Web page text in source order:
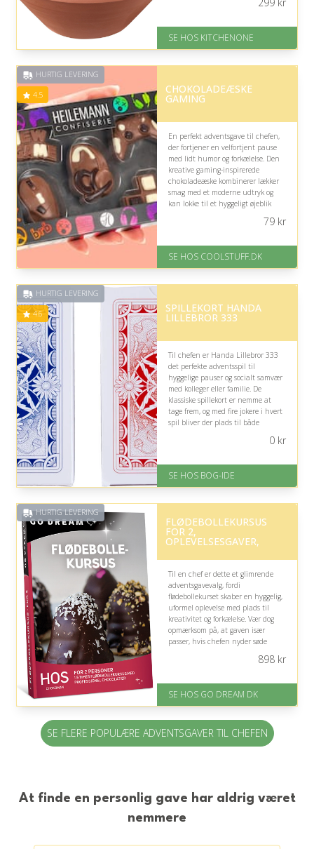
Fremragende Trustpilot rating
SE HOS KITCHENONE
HURTIG LEVERING
4.5 CHOKOLADEÆSKE
GAMING
En perfekt adventsgave til chefen,
der fortjener en velfortjent pause
med lidt humor og forkælelse. Den
kreative gaming-inspirerede
chokoladeæske kombinerer lækker
smag med et moderne udtryk og
kan lokke til et hyggeligt øjeblik
er 1-3 hverdage.
på 4.5 ud af 5
79kr
SE HOS COOLSTUFF.DK
HURTIG LEVERING
4.6 SPILLEKORT HANDA
LILLEBROR 333
Til chefen er Handa Lillebror 333
det perfekte adventsspil til
hyggelige pauser og socialt samvær
med kolleger eller familie. De
klassiske spillekort er nemme at
tage frem, og med fire jokere i hvert
spil bliver der plads til både
forventet leveringstid
Fremragende Trustpilot rating
0kr
SE HOS BOG-IDE
HURTIG LEVERING
FLØDEBOLLEKURSUS
FOR 2,
OPLEVELSESGAVER,
Til en chef er dette et glimrende
adventsgavevalg, fordi
flødebollekurset skaber en hyggelig,
uformel oplevelse med plads til
kreativitet og forkælelse. Vær dog
opmærksom på, at gaven især
passer, hvis chefen nyder søde
inden for 1 time
898kr
SE HOS GO DREAM DK
SE FLERE POPULÆRE ADVENTSGAVER TIL CHEFEN
At finde en personlig gave har aldrig været
nemmere